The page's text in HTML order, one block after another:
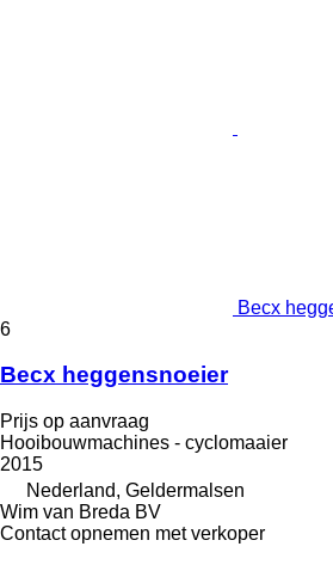
Becx
6
Becx heggensnoeier
Prijs op aanvraag
Hooibouwmachines - cyclomaaier
2015
Nederland, Geldermalsen
Wim van Breda BV
Contact opnemen met verkoper